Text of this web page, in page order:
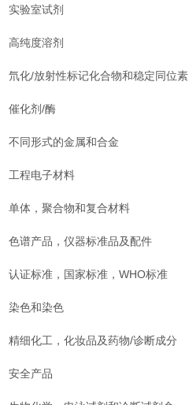
实验室试剂
高纯度溶剂
氘化/放射性标记化合物和稳定同位素
催化剂/酶
不同形式的金属和合金
工程电子材料
单体，聚合物和复合材料
色谱产品，仪器标准品及配件
认证标准，国家标准，WHO标准
染色和染色
精细化工，化妆品及药物/诊断成分
安全产品